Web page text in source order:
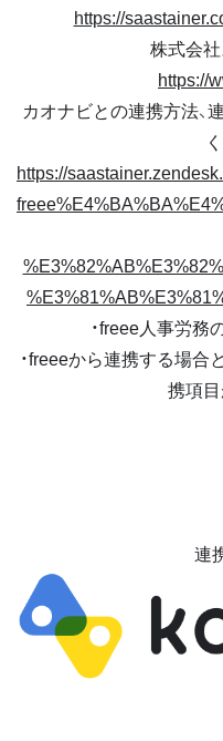
https://
株式会
https://
カオナビとの連携方法、
https://
・freee人事労
・freeeから連携する場
携項
連